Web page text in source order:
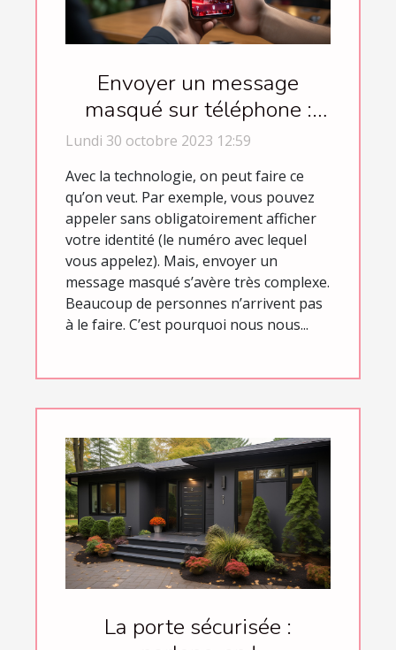
Envoyer un message
masqué sur téléphone :
comment s’y prendre ?
Lundi 30 octobre 2023 12:59
Avec la technologie, on peut faire ce
qu’on veut. Par exemple, vous pouvez
appeler sans obligatoirement afficher
votre identité (le numéro avec lequel
vous appelez). Mais, envoyer un
message masqué s’avère très complexe.
Beaucoup de personnes n’arrivent pas
à le faire. C’est pourquoi nous nous...
La porte sécurisée :